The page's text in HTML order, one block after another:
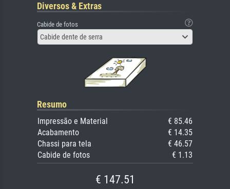
Diversos & Extras
Cabide de fotos
Cabide dente de serra
Resumo
Impressão e Material
€ 85.46
Acabamento
€ 14.35
Chassi para tela
€ 46.57
Cabide de fotos
€ 1.13
€ 147.51